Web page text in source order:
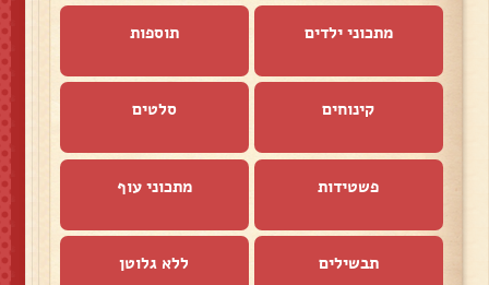
מתכוני ילדים תוספות
קינוחים סלטים
פשטידות מתכוני עוף
תבשילים ללא גלוטן